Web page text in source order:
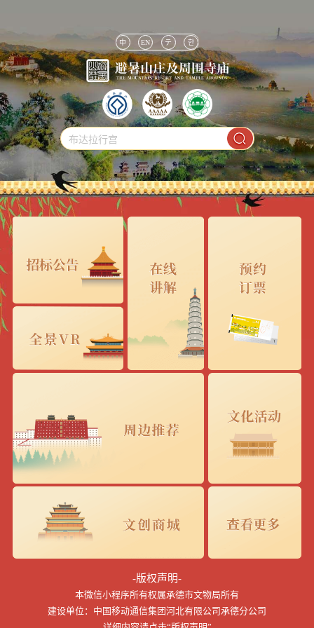
中 EN テ 한
布达拉行宫
-版权声明-
本微信小程序所有权属承德市文物局所有
建设单位：中国移动通信集团河北有限公司承德分公司